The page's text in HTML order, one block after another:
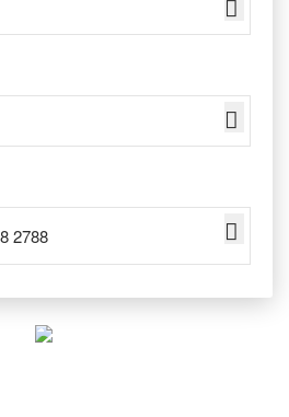
2788